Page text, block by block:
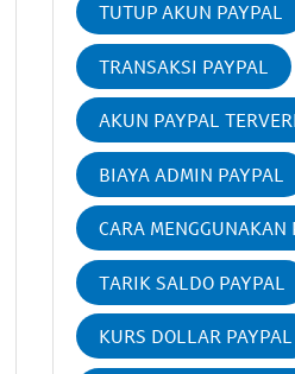
TUTUP AKUN PAYPAL
TRANSAKSI PAYPAL
AKUN PAYPAL
BIAYA ADMIN PAYPAL
CARA MENGGUNAKAN
TARIK SALDO PAYPAL
KURS DOLLAR PAYPAL